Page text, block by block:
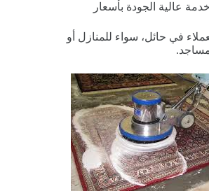
عالية الجودة بأسعار
في حائل، سواء للمنازل أو